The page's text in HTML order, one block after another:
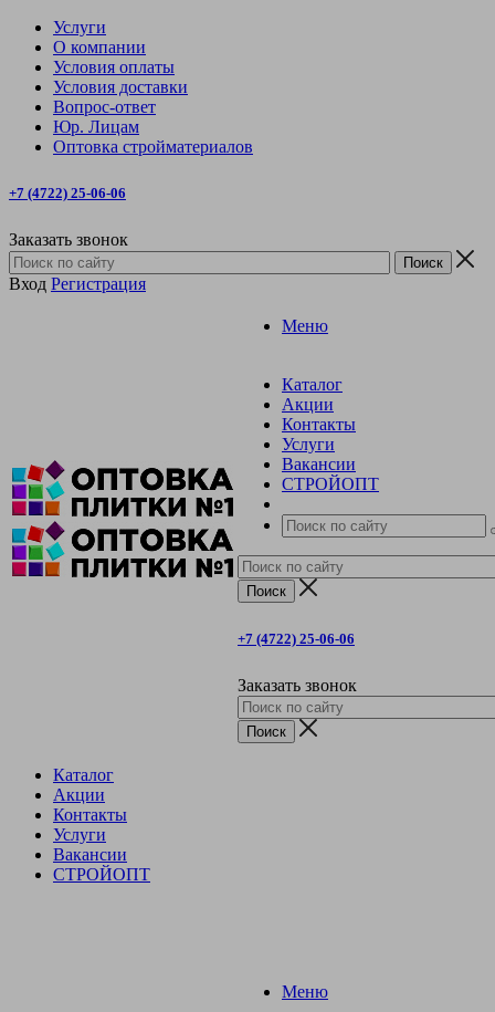
Услуги
О компании
Условия оплаты
Условия доставки
Вопрос-ответ
Юр. Лицам
Оптовка стройматериалов
+7 (4722) 25-06-06
Заказать звонок
Вход Регистрация
Меню
Каталог
Акции
Контакты
Услуги
Вакансии
СТРОЙОПТ
+7 (4722) 25-06-06
Заказать звонок
Каталог
Акции
Контакты
Услуги
Вакансии
СТРОЙОПТ
Меню